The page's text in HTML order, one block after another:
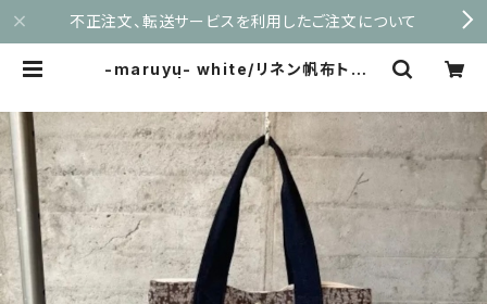
不正注文、転送サービスを利用したご注文について
-maruyu- white/リネン帆布トート